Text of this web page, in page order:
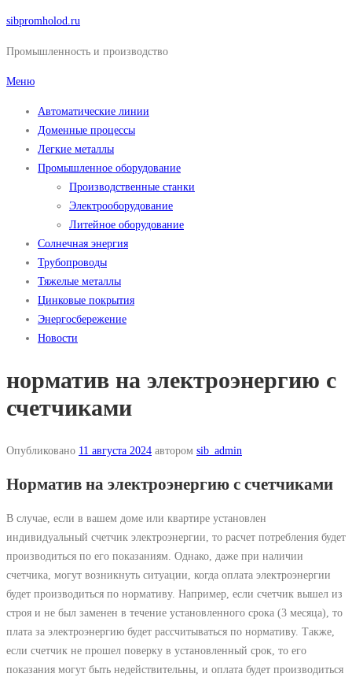
Перейти
содержимому
sibpromholod.ru
Промышленность и производство
Меню
Автоматические линии
Доменные процессы
Легкие металлы
Промышленное оборудование
Производственные станки
Электрооборудование
Литейное оборудование
Солнечная энергия
Трубопроводы
Тяжелые металлы
Цинковые покрытия
Энергосбережение
Новости
норматив на электроэнергию с
счетчиками
Опубликовано 11 августа 2024 автором sib_admin
Норматив на электроэнергию с счетчиками
В случае, если в вашем доме или квартире установлен
индивидуальный счетчик электроэнергии, то расчет потребления будет
производиться по его показаниям. Однако, даже при наличии
счетчика, могут возникнуть ситуации, когда оплата электроэнергии
будет производиться по нормативу. Например, если счетчик вышел из
строя и не был заменен в течение установленного срока (3 месяца), то
плата за электроэнергию будет рассчитываться по нормативу. Также,
если счетчик не прошел поверку в установленный срок, то его
показания могут быть недействительны, и оплата будет производиться